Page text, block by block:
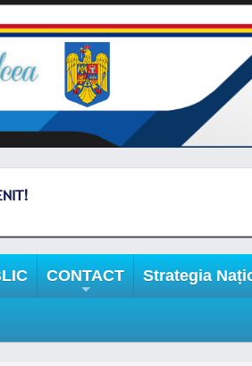
CONTACT Strategia